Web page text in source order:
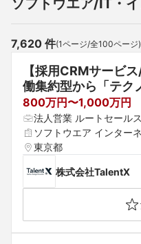
ソフトウエア/IT・
7,620 件(1ページ/全100ページ)
【採用CRMサービ
働集約型から「テク
グ」のHRX領域へ｜
する事業リーダーの
800万円〜1,000万円
法人営業 ルートセール
ルタント
ソフトウエア インター
東京都
株式会社TalentX